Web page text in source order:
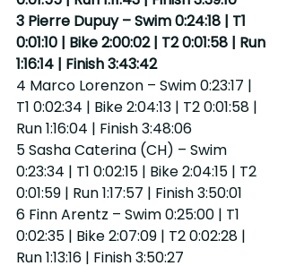
3 Pierre Dupuy – Swim 0:24:18 | T1
0:01:10 | Bike 2:00:02 | T2 0:01:58 | Run
1:16:14 | Finish 3:43:42
4 Marco Lorenzon – Swim 0:23:17 |
T1 0:02:34 | Bike 2:04:13 | T2 0:01:58 |
Run 1:16:04 | Finish 3:48:06
5 Sasha Caterina (CH) – Swim
0:23:34 | T1 0:02:15 | Bike 2:04:15 | T2
0:01:59 | Run 1:17:57 | Finish 3:50:01
6 Finn Arentz – Swim 0:25:00 | T1
0:02:35 | Bike 2:07:09 | T2 0:02:28 |
Run 1:13:16 | Finish 3:50:27